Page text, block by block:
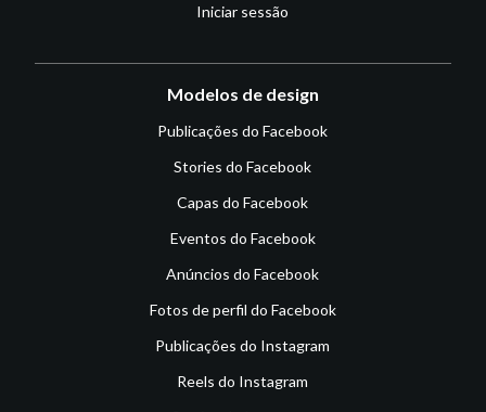
Iniciar sessão
Modelos de design
Publicações do Facebook
Stories do Facebook
Capas do Facebook
Eventos do Facebook
Anúncios do Facebook
Fotos de perfil do Facebook
Publicações do Instagram
Reels do Instagram